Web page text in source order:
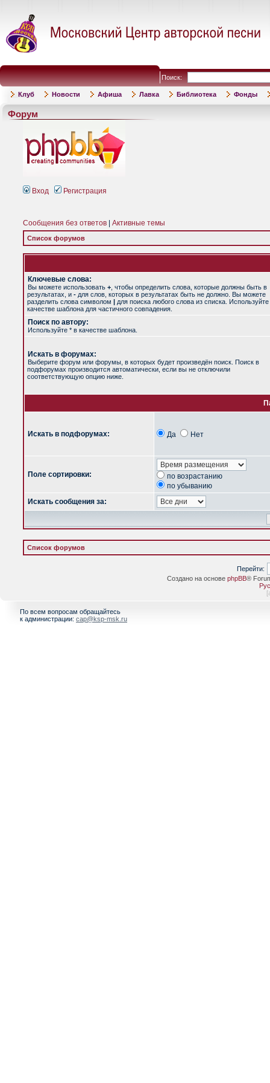
Поиск:
Клуб Новости Афиша Лавка Библиотека Фонды
Форум
Вход Регистрация
Сообщения без ответов Активные темы
Список форумов
Ключевые слова:
Вы можете использовать + , чтобы определить слова, которые должны быть в
результатах, и - для слов, которых в результатах быть не должно. Вы можете
разделить слова символом | для поиска любого слова из списка. Используйте
качестве шаблона для частичного совпадения.
Поиск по автору:
Используйте * в качестве шаблона.
Искать в форумах:
Выберите форум или форумы, в которых будет произведён поиск. Поиск в
подфорумах производится автоматически, если вы не отключили
соответствующую опцию ниже.
Искать в подфорумах: Да Нет
Поле сортировки:
по возрастанию
по убыванию
Искать сообщения за:
Список форумов
Перейти:
Создано на основе phpBB®
[
По всем вопросам обращайтесь
к администрации: cap@ksp-msk.ru